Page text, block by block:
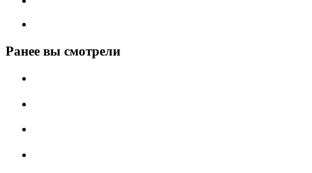
Ранее вы смотрели